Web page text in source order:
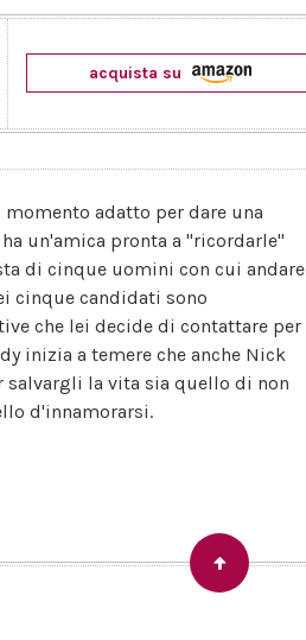
acquista su
adatto per dare una
un'amica pronta a "ricordarle"
di cinque uomini con cui andare
cinque candidati sono
che lei decide di contattare per
inizia a temere che anche Nick
salvargli la vita sia quello di non
d'innamorarsi.